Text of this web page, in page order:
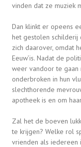
vinden dat ze muziek
Dan klinkt er opeens
het gestolen schilderij
zich daarover, omdat
Eeuw’is. Nadat de
weer vandoor te gaan
onderbroken in hun
slechthorende
apotheek is en om
Zal het de boeven
te krijgen? Welke rol
vrienden als iedereen